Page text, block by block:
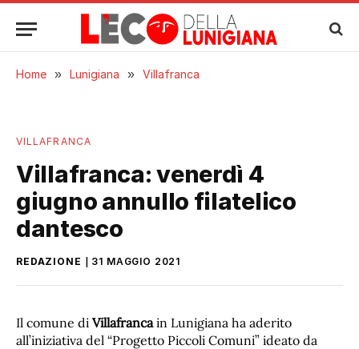
Home » Lunigiana » Villafranca
VILLAFRANCA
Villafranca: venerdì 4
giugno annullo filatelico
dantesco
REDAZIONE 31 MAGGIO 2021
Il comune di Villafrancain Lunigiana ha aderito
all’iniziativa del “Progetto Piccoli Comuni” ideato da